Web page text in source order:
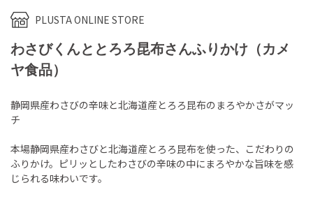
PLUSTA ONLINE STORE
わさびくんととろろ昆布さんふりかけ（カメ
ヤ食品）
静岡県産わさびの辛味と北海道産とろろ昆布のまろやかさがマッ
チ
本場静岡県産わさびと北海道産とろろ昆布を使った、こだわりの
ふりかけ。ピリッとしたわさびの辛味の中にまろやかな旨味を感
じられる味わいです。